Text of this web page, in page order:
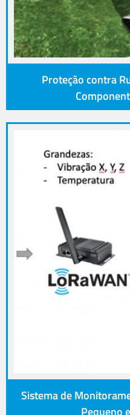
Proteção contra
Sistema de
Pequeno